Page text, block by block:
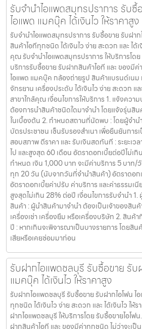
รับจำนำไอแพดสมุทรปราการ รับซื้
ไอแพด แมคบุ๊ค ได้เงินไว ให้ราคาสูง
รับจำนำไอแพดสมุทรปราการ รับซื้อขาย รับฝา
สินค้าไอทีทุกชนิด ได้เงินไว ง่าย สะดวก และ ได้
คุณ รับจำนำไอแพดสมุทรปราการ ให้บริการโด
บริการรับซื้อขาย รับฝากสินค้าไอที และ ของมีค่
ไอแพด แมคบุ๊ค กล้องถ่ายรูป สินค้าแบรนด์เนม
จักรยาน เครื่องประดับ ได้เงินไว ง่าย สะดวก แล
สาขาใกล้คุณ เงื่อนไขการให้บริการ 1. แจ้งควา
ต้องการนำสินค้าชนิดใดมาจำนำ โดยแจ้งรุ่นสิน
ในเบื้องต้น 2. กำหนดสถานที่นัดพบ : โดยผู้จำน
บัตรประชาชน เซ็นรับรองสำเนา เพื่อยืนยันการ
สอบสภาพ ตีราคา และ รับเงินสดทันที : ระยะเ
ไป และสูงสุด 60 เดือน อัตราดอกเบี้ยต่อปีไม่เ
กำหนด เงิน 1,000 บาท จะมีค่าบริการ 5 บาท/
ทุก 20 วัน (นับจากวันที่จำนำสินค้า) อัตราดอก
อัตราดอกเบี้ยค่าปรับ ค่าบริการ และค่าธรรมเ
สูงสุดไม่เกิน 28% ต่อปี เงื่อนไขการรับจำนำ 1.
สินค้า : ผู้นำสินค้ามาจำนำ ต้องเป็นเจ้าของสินค้
เครื่องเช่า เครื่องยืม หรือเครื่องบริษัท 2. สินค้
ปี : หากเกินจะพิจารณาเป็นบางรายการ โดยสิ
เสียหรือเคยซ่อมมาก่อน
รับฝากไอแพดชลบุรี รับซื้อขาย รับ
แมคบุ๊ค ได้เงินไว ให้ราคาสูง
รับฝากไอแพดชลบุรี รับซื้อขาย รับฝากไอโฟน ไ
ทุกชนิด ได้เงินไว ง่าย สะดวก และ ได้เงินไว ใ
ฝากไอแพดชลบุรี ให้บริการโดย รับซื้อขายไอโ
ฝากสินค้าไอที และ ของมีค่าทุกชนิด ไม่ว่าจะเป็